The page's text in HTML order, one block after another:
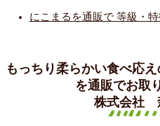
にこまるを通販で 等級・
もっちり柔らかい食べ応
を通販でお取
株式会社